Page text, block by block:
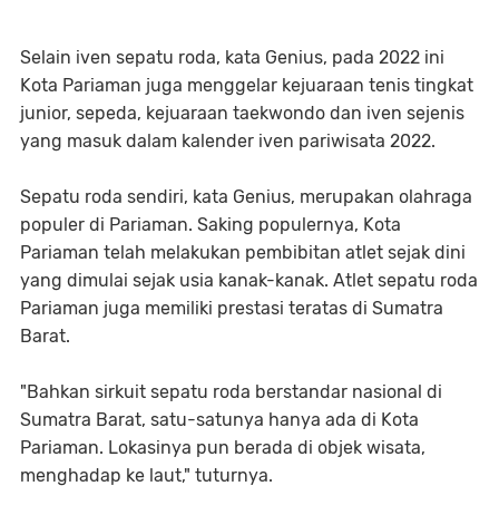
Selain iven sepatu roda, kata Genius, pada 2022 ini
Kota Pariaman juga menggelar kejuaraan tenis tingkat
junior, sepeda, kejuaraan taekwondo dan iven sejenis
yang masuk dalam kalender iven pariwisata 2022.
Sepatu roda sendiri, kata Genius, merupakan olahraga
populer di Pariaman. Saking populernya, Kota
Pariaman telah melakukan pembibitan atlet sejak dini
yang dimulai sejak usia kanak-kanak. Atlet sepatu roda
Pariaman juga memiliki prestasi teratas di Sumatra
Barat.
"Bahkan sirkuit sepatu roda berstandar nasional di
Sumatra Barat, satu-satunya hanya ada di Kota
Pariaman. Lokasinya pun berada di objek wisata,
menghadap ke laut," tuturnya.